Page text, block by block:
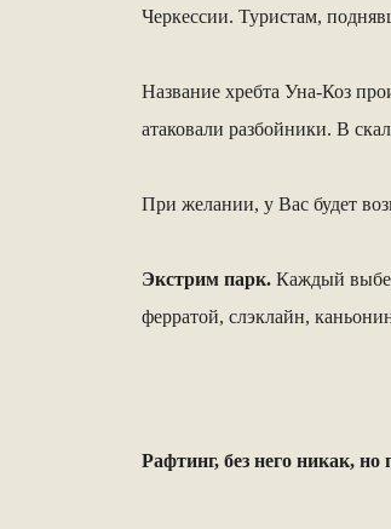
Черкессии. Туристам,
Название хребта Уна-Коз
атаковали разбойники. В
При желании, у Вас будет
Экстрим парк. Каждый
ферратой, слэклайн,
Рафтинг, без него никак,